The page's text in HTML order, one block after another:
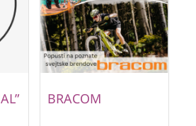
BRACOM